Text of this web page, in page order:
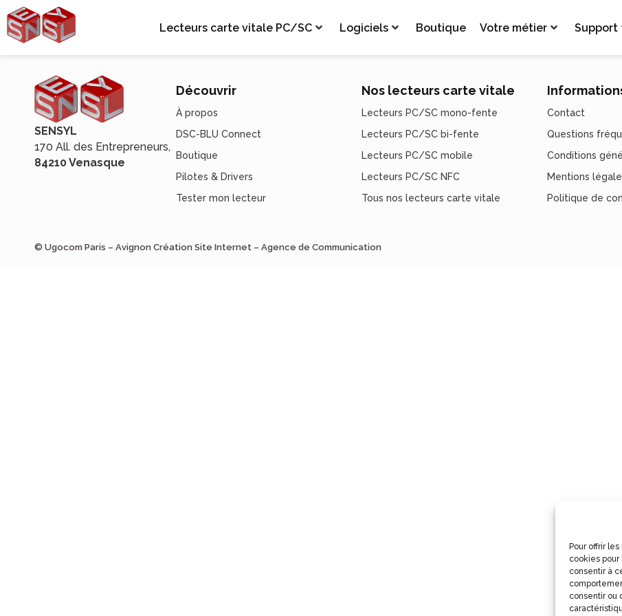
Pour offrir
cookies
consentir à
consentir ou
Lecteurs carte vitale PC/SC Logiciels Boutique Votre métier Support
SENSYL
170 All. des Entrepreneurs,
84210 Venasque
Découvrir
À propos
DSC-BLU Connect
Boutique
Pilotes & Drivers
Tester mon lecteur
Nos lecteurs carte vitale
Lecteurs PC/SC mono-fente
Lecteurs PC/SC bi-fente
Lecteurs PC/SC mobile
Lecteurs PC/SC NFC
Tous nos lecteurs carte vitale
Contact
Questions
Conditions
Mentions
Politique de
© Ugocom Paris – Avignon Création Site Internet – Agence de Communication